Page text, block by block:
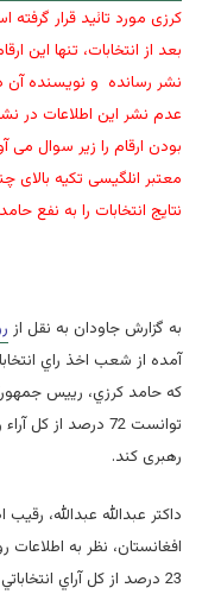
کرزی مورد تائید قرار
بعد از انتخابات، تنها این
نشر رسانده و نویسنده
عدم نشر این اطلاعات در
بودن ارقام را زیر سوال
معتبر انلگیسی تکیه بالای
نتایج انتخابات را به نفع
به گزارش جاودان به نقل از
آمده از شعب اخذ راي
كه حامد كرزي، رییس
توانست 72 درصد
رهبری کند.
داکتر عبدالله عبدالله،
افغانستان، نظر به اطلاعات
23 درصد از كل آراي انتخاباتي را از آن خود سازد.